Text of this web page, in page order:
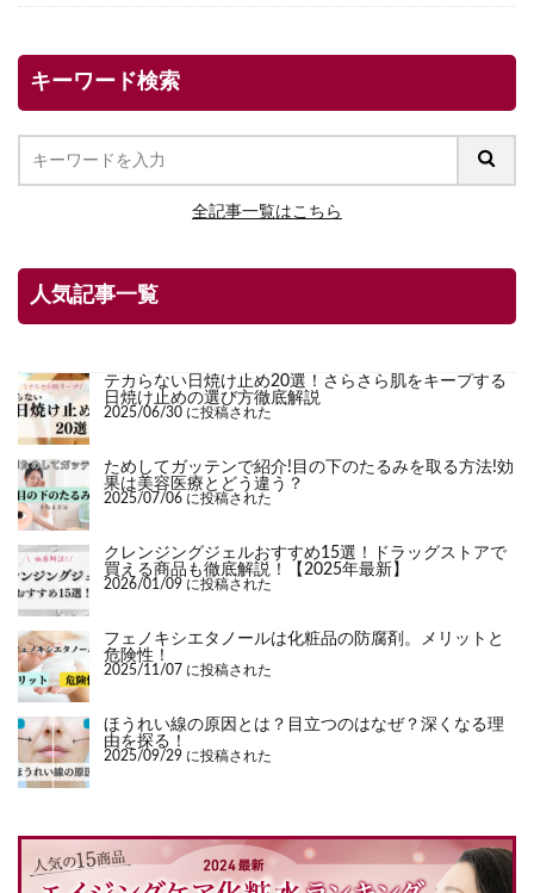
キーワード検索
全記事一覧はこちら
人気記事一覧
テカらない日焼け止め20選！さらさら肌をキープする
日焼け止めの選び方徹底解説
2025/06/30 に投稿された
ためしてガッテンで紹介!目の下のたるみを取る方法!効
果は美容医療とどう違う？
2025/07/06 に投稿された
クレンジングジェルおすすめ15選！ドラッグストアで
買える商品も徹底解説！【2025年最新】
2026/01/09 に投稿された
フェノキシエタノールは化粧品の防腐剤。メリットと
危険性！
2025/11/07 に投稿された
ほうれい線の原因とは？目立つのはなぜ？深くなる理
由を探る！
2025/09/29 に投稿された